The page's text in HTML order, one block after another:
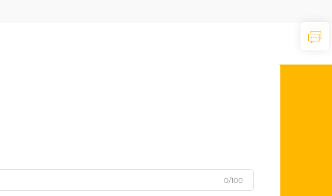
0/100